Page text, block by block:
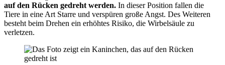
auf den Rücken gedreht werden. In dieser Position fallen die
Tiere in eine Art Starre und verspüren große Angst. Des Weiteren
besteht beim Drehen ein erhöhtes Risiko, die Wirbelsäule zu
verletzen.